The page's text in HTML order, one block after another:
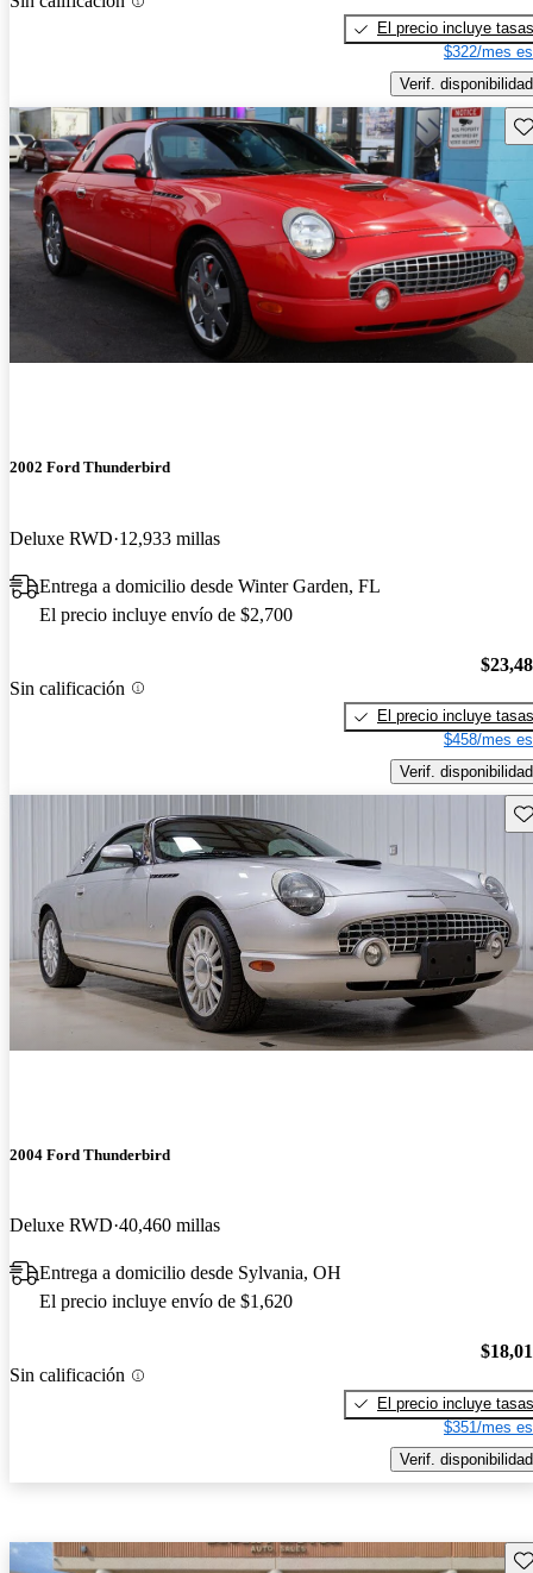
El precio incluye tasas
$322/mes
Verif. disponibilidad
2002 Ford Thunderbird
Deluxe RWD 12,933 millas
Entrega a domicilio desde Winter Garden, FL
El precio incluye envío de $2,700
Sin calificación
El precio incluye tasas
$458/mes
Verif. disponibilidad
2004 Ford Thunderbird
Deluxe RWD 40,460 millas
Entrega a domicilio desde Sylvania, OH
El precio incluye envío de $1,620
Sin calificación
El precio incluye tasas
$351/mes
Verif. disponibilidad